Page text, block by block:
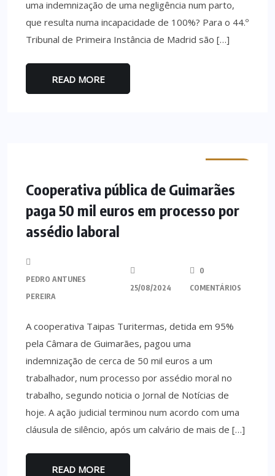
uma indemnização de uma negligência num parto,
que resulta numa incapacidade de 100%? Para o 44.º
Tribunal de Primeira Instância de Madrid são […]
READ MORE
Cooperativa pública de Guimarães
paga 50 mil euros em processo por
assédio laboral
PEDRO ANTUNES
PEREIRA
25/08/2024
0
COMENTÁRIOS
A cooperativa Taipas Turitermas, detida em 95%
pela Câmara de Guimarães, pagou uma
indemnização de cerca de 50 mil euros a um
trabalhador, num processo por assédio moral no
trabalho, segundo noticia o Jornal de Notícias de
hoje. A ação judicial terminou num acordo com uma
cláusula de silêncio, após um calvário de mais de […]
READ MORE